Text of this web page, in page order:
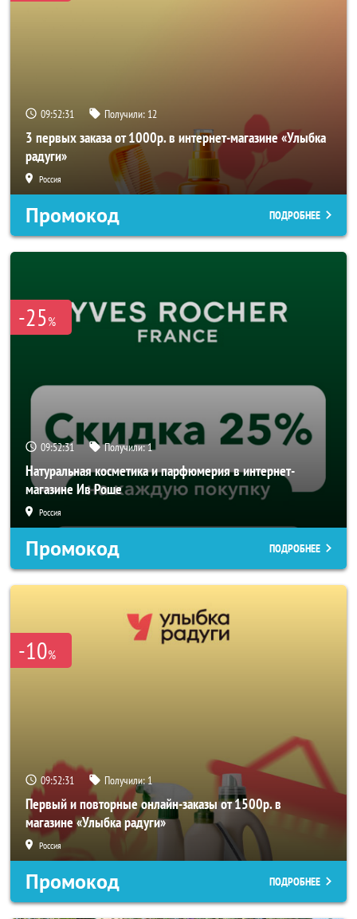
09:52:29 Получили: 12
3 первых заказа от 1000р. в интернет-магазине «Улыбка
радуги»
Россия
Промокод ПОДРОБНЕЕ
-25%
09:52:29 Получили:1
Натуральная косметика и парфюмерия в интернет-
магазине Ив Роше
Россия
Промокод ПОДРОБНЕЕ
-10%
09:52:29 Получили:1
Первый и повторные онлайн-заказы от 1500р. в
магазине «Улыбка радуги»
Россия
Промокод ПОДРОБНЕЕ